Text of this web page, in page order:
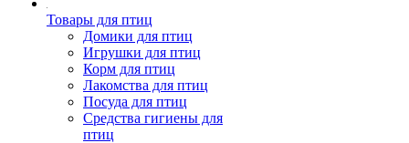
Товары для птиц
Домики для птиц
Игрушки для птиц
Корм для птиц
Лакомства для птиц
Посуда для птиц
Средства гигиены для
птиц